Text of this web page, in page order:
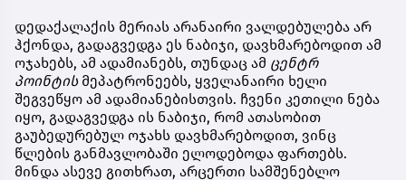
დედაქალაქის მერიას არანაირი ვალდებულება არ
ჰქონდა, გადაგვედგა ეს ნაბიჯი, დავხმარებოდით ამ
ოჯახებს, ამ ადამიანებს, თუნდაც ამ ცენტრ
პოინტის მეპატრონეებს, ყველანაირი ხელი
შეგვეწყო ამ ადამიანებისთვის. ჩვენი კეთილი ნება
იყო, გადაგვედგა ის ნაბიჯი, რომ ათასობით
გაუბედურებულ ოჯახს დავხმარებოდით, ვინც
წლების განმავლობაში ელოდებოდა ფართებს.
მინდა ასევე გითხრათ, არცერთი სამშენებლო